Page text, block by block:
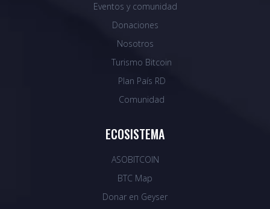
Eventos y comunidad
Donaciones
Nosotros
Turismo Bitcoin
Plan País RD
Comunidad
ECOSISTEMA
ASOBITCOIN
BTC Map
Donar en Geyser